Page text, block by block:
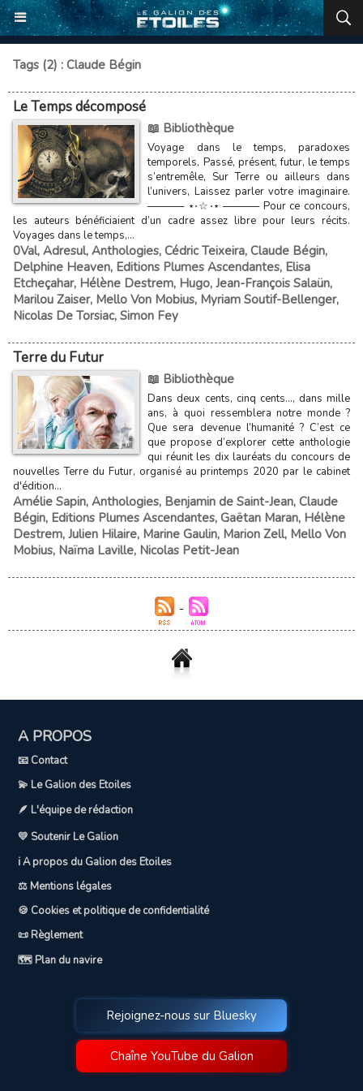
Tags (2) : Claude Bégin
Le Temps décomposé
📖 Bibliothèque
Voyage dans le temps, paradoxes
temporels, Passé, présent, futur, le temps
s’entremêle, Sur Terre ou ailleurs dans
l’univers, Laissez parler votre imaginaire.
───── ⋆⋅☆⋅⋆ ───── Pour ce concours,
les auteurs bénéficiaient d’un cadre assez libre pour leurs récits.
Voyages dans le temps,...
0Val, Adresul, Anthologies, Cédric Teixeira, Claude Bégin,
Delphine Heaven, Editions Plumes Ascendantes, Elisa
Etcheçahar, Hélène Destrem, Hugo, Jean-François Salaün,
Marilou Zaiser, Mello Von Mobius, Myriam Soutif-Bellenger,
Nicolas De Torsiac, Simon Fey
Terre du Futur
📖 Bibliothèque
Dans deux cents, cinq cents…, dans mille
ans, à quoi ressemblera notre monde ?
Que sera devenue l’humanité ? C’est ce
que propose d’explorer cette anthologie
qui réunit les dix lauréats du concours de
nouvelles Terre du Futur, organisé au printemps 2020 par le cabinet
d'édition...
Amélie Sapin, Anthologies, Benjamin de Saint-Jean, Claude
Bégin, Editions Plumes Ascendantes, Gaëtan Maran, Hélène
Destrem, Julien Hilaire, Marine Gaulin, Marion Zell, Mello Von
Mobius, Naïma Laville, Nicolas Petit-Jean
A PROPOS
📧 Contact
💫 Le Galion des Etoiles
🪶 L'équipe de rédaction
💛 Soutenir Le Galion
ℹ️ A propos du Galion des Etoiles
⚖️ Mentions légales
🍪 Cookies et politique de confidentialité
📜 Règlement
🗺️ Plan du navire
Rejoignez-nous sur Bluesky
Chaîne YouTube du Galion